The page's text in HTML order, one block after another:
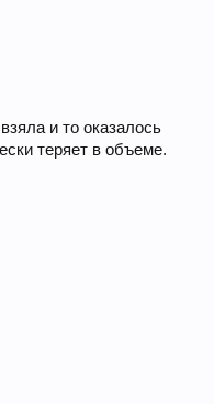
и то оказалось
теряет в объеме.